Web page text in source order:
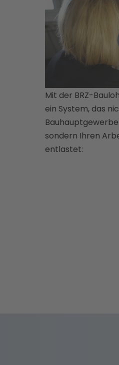
Mit der BRZ-
ein System, das
sondern Ihren
entlastet: